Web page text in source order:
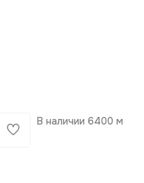
В наличии 6400 м